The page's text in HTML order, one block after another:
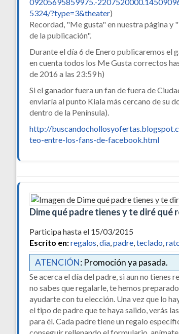
5324/?type=3&theater)
Recordad, "Me gusta" en nuestra página y
de la publicación".
Durante el día 6 de Enero publicaremos el
en cuenta todos los Me Gusta correctos
de 2016 a las 23:59 h)
Si el ganador fuera un fan de fuera de
enviaría al punto Kiala más cercano de su
dentro de la Península).
http://
teo-entre-los-fans-de-facebook.html
Dime qué padre tienes y te diré qué
Participa hasta el 15/03/2015
Escrito en:regalos,dia,padre,teclado,
ATENCIÓN: Promoción ya pasada.
Se acerca el día del padre, si aun no tienes
no sabes que regalarle, te hemos
ayudarte con tu elección. Una vez que lo
el tipo de padre que te haya salido, verás
para él. Cada padre tiene un regalo